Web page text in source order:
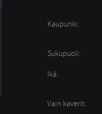
Kaupunki:
Sukupuoli:
Ikä:
Vain kaverit: